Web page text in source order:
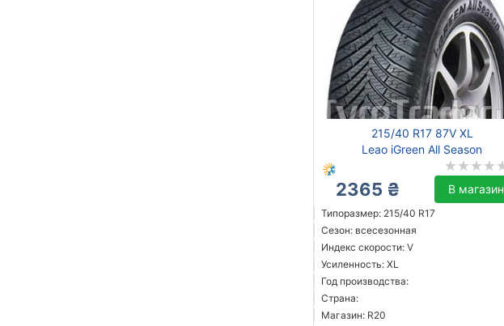
215/40 R17 87V XL
Leao iGreen All Season
2365 ₴ В магазин
Типоразмер: 215/40 R17
Сезон: всесезонная
Индекс скорости: V
Усиленность: XL
Год производства:
Страна:
Магазин: R20